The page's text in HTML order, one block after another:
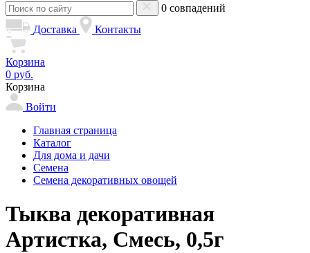
0 совпадений
Доставка
Контакты
Корзина
0 руб.
Корзина
Войти
Главная страница
Каталог
Для дома и дачи
Семена
Семена декоративных овощей
Тыква декоративная
Артистка, Смесь, 0,5г